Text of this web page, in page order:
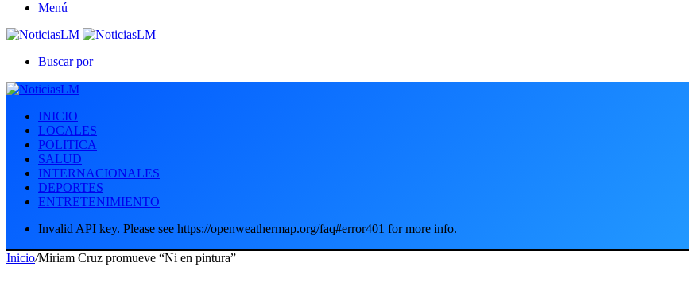
Menú
Buscar por
INICIO
LOCALES
POLITICA
SALUD
INTERNACIONALES
DEPORTES
ENTRETENIMIENTO
Invalid API key. Please see https://openweathermap.org/faq#error401 for more info.
Inicio/Miriam Cruz promueve “Ni en pintura”